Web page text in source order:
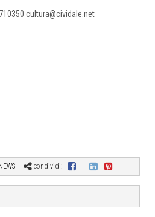
cultura@cividale.net
condividi: